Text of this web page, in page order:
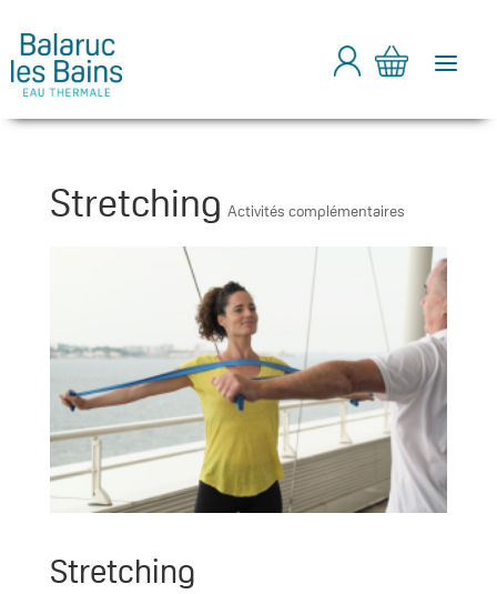
a
Stretching Activités complémentaires
Stretching